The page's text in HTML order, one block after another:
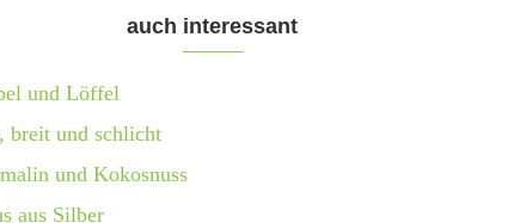
auch interessant
und Löffel
breit und schlicht
und Kokosnuss
aus Silber